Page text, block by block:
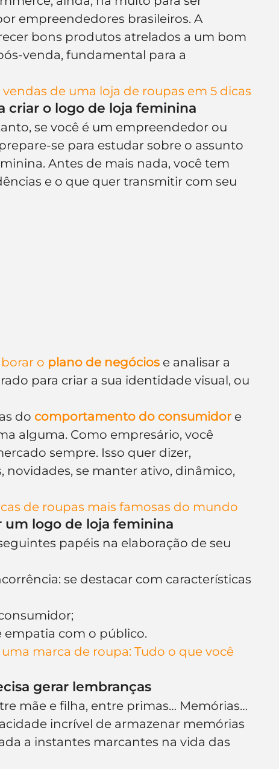
empreendedores brasileiros. A
bons produtos atrelados a um bom
venda, fundamental para a
de uma loja de roupas em 5 dicas
criar o logo de loja feminina
se você é um empreendedor ou
se para estudar sobre o assunto
Antes de mais nada, você tem
e o que quer transmitir com seu
o plano de negócios e analisar a
para criar a sua identidade visual, ou
do comportamento do consumidor e
alguma. Como empresário, você
sempre. Isso quer dizer,
se manter ativo, dinâmico,
de roupas mais famosas do mundo
um logo de loja feminina
papéis na elaboração de seu
se destacar com características
empatia com o público.
marca de roupa: Tudo o que você
gerar lembranças
mãe e filha, entre primas… Memórias…
incrível de armazenar memórias
a instantes marcantes na vida das